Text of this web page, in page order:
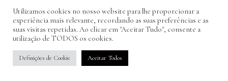
reCAPTCHA da Google
Desenvolvido por: Tomás Esteves
Utilizamos cookies no nosso website para lhe proporcionar a
experiência mais relevante, recordando as suas preferências e as
suas visitas repetidas. Ao clicar em "Aceitar Tudo", consente a
utilização de TODOS os cookies.
Definições de Cookie Aceitar Todos